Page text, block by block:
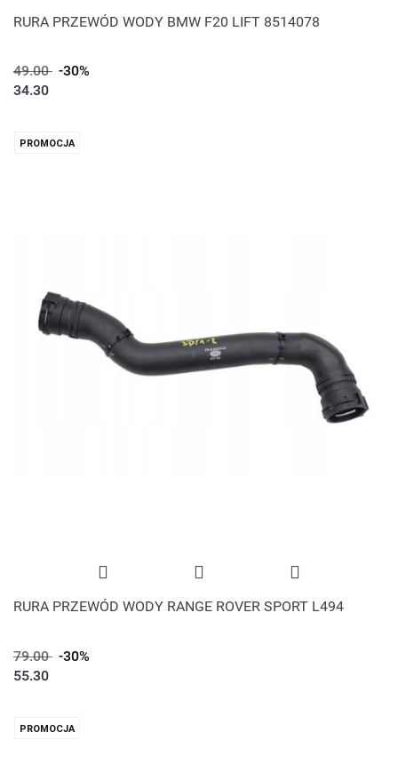
RURA PRZEWÓD WODY BMW F20 LIFT 8514078
49.00 -30%
34.30
PROMOCJA
RURA PRZEWÓD WODY RANGE ROVER SPORT L494
79.00 -30%
55.30
PROMOCJA